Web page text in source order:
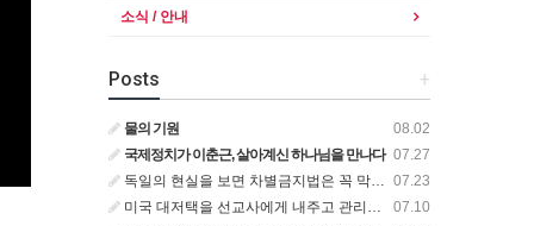
소식 / 안내
+
Posts
08.02
물의 기원
07.27
국제정치가 이춘근, 살아계신 하나님을 만나다
07.23
독일의 현실을 보면 차별금지법은 꼭 막아야 합니다!
07.10
미국 대저택을 선교사에게 내주고 관리비만 집 한 채 값을 내는 비즈니스맨